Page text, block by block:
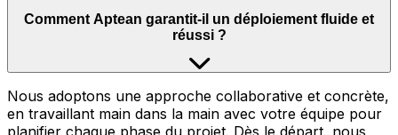
Comment Aptean garantit-il un déploiement fluide et
réussi ?
Nous adoptons une approche collaborative et concrète,
en travaillant main dans la main avec votre équipe pour